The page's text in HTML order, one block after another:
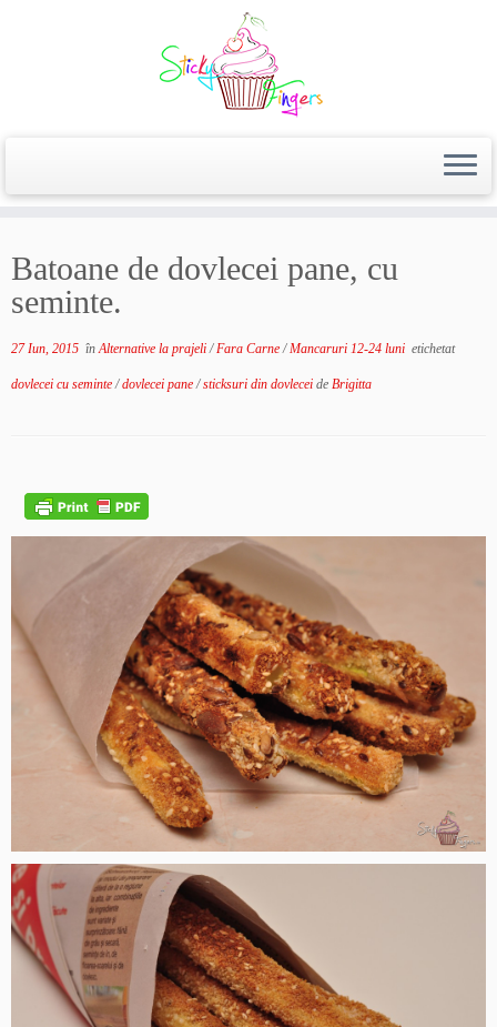
Batoane de dovlecei pane, cu
seminte.
27 Iun, 2015 înAlternative la prajeli/Fara Carne/Mancaruri 12-24 luni etichetat
dovlecei cu seminte/dovlecei pane/sticksuri din dovlecei de Brigitta